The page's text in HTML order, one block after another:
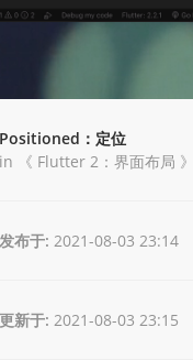
Positioned：定位
in 《 Flutter 2：界面布局 》
发布于: 2021-08-03 23:14
更新于: 2021-08-03 23:15